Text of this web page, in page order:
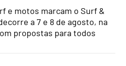
e motos marcam o Surf &
a 7 e 8 de agosto, na
propostas para todos